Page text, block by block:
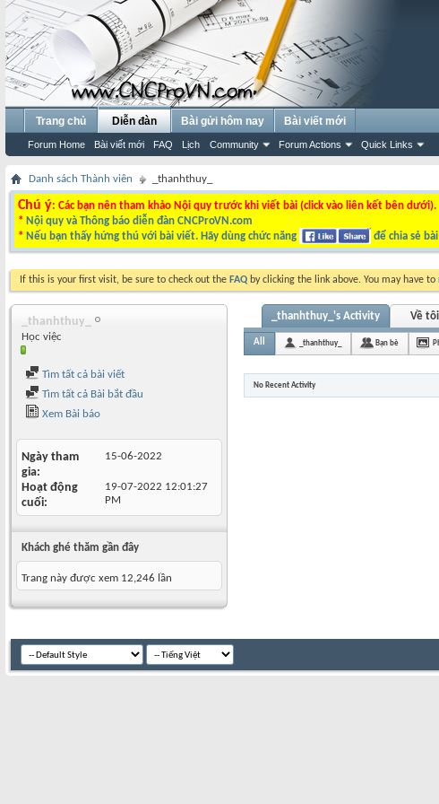
Trang chủ Diễn đàn
Forum Home Bài viết mới FAQ Lịch Community Forum Actions Quick Links
Bài gửi hôm nay Bài viết mới
Danh sách Thành viên _thanhthuy_
Chú ý: Các bạn nên tham khảo Nội quy trước khi viết bài (click vào liên kết bên dưới).
* Nội quy và Thông báo diễn đàn CNCProVN.com
* Nếu bạn thấy hứng thú với bài viết. Hãy dùng chức năng để chia sẻ
If this is your first visit, be sure to check out the FAQ by clicking the link above. You may have to
_thanhthuy_
Học việc
Tìm tất cả bài viết
Tìm tất cả Bài bắt đầu
Xem Bài báo
Ngày tham
gia
15-06-2022
Hoạt động
cuối
19-07-2022 12:01:27
PM
Khách ghé thăm gần đây
Trang này được xem 12,246 lần
_thanhthuy_'s Activity Về tôi
All _thanhthuy_ Bạn bè
No Recent Activity